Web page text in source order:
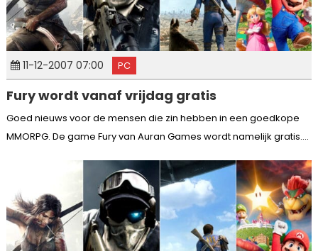
11-12-2007 07:00 PC
Fury wordt vanaf vrijdag gratis
Goed nieuws voor de mensen die zin hebben in een goedkope
MMORPG. De game Fury van Auran Games wordt namelijk gratis....